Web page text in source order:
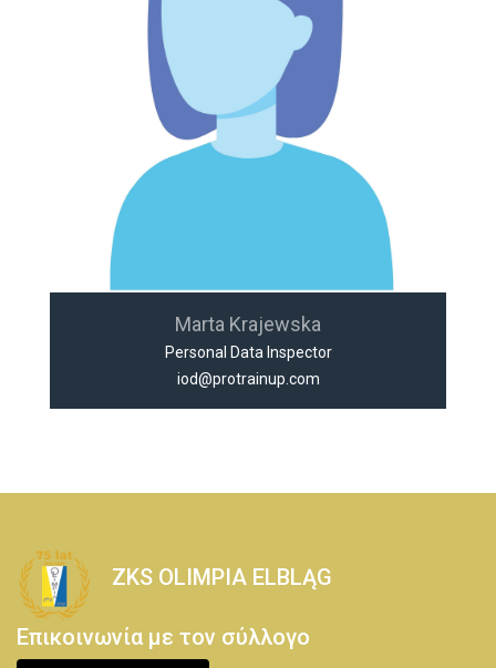
Marta Krajewska
Personal Data Inspector
iod@protrainup.com
ZKS OLIMPIA ELBLĄG
Επικοινωνία με τον σύλλογο